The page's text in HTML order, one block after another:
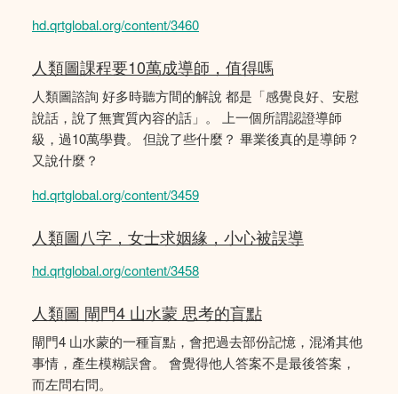
hd.qrtglobal.org/content/3460
人類圖課程要10萬成導師，值得嗎
人類圖諮詢 好多時聽方間的解說 都是「感覺良好、安慰
說話，說了無實質內容的話」。 上一個所謂認證導師
級，過10萬學費。 但說了些什麼？ 畢業後真的是導師？
又說什麼？
hd.qrtglobal.org/content/3459
人類圖八字，女士求姻緣，小心被誤導
hd.qrtglobal.org/content/3458
人類圖 閘門4 山水蒙 思考的盲點
閘門4 山水蒙的一種盲點，會把過去部份記憶，混淆其他
事情，產生模糊誤會。 會覺得他人答案不是最後答案，
而左問右問。